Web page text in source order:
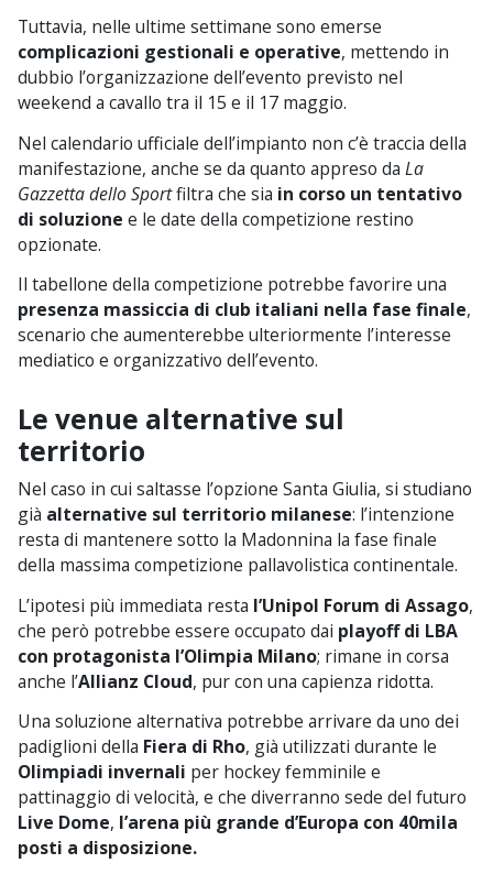
Tuttavia, nelle ultime settimane sono emerse
complicazioni gestionali e operative, mettendo in
dubbio l’organizzazione dell’evento previsto nel
weekend a cavallo tra il 15 e il 17 maggio.
Nel calendario ufficiale dell’impianto non c’è traccia della
manifestazione, anche se da quanto appreso da La
Gazzetta dello Sportfiltra che sia in corso un tentativo
di soluzione e le date della competizione restino
opzionate.
Il tabellone della competizione potrebbe favorire una
presenza massiccia di club italiani nella fase finale,
scenario che aumenterebbe ulteriormente l’interesse
mediatico e organizzativo dell’evento.
Le venue alternative sul
territorio
Nel caso in cui saltasse l’opzione Santa Giulia, si studiano
già alternative sul territorio milanese: l’intenzione
resta di mantenere sotto la Madonnina la fase finale
della massima competizione pallavolistica continentale.
L’ipotesi più immediata resta l’Unipol Forum di Assago,
che però potrebbe essere occupato dai playoff di LBA
con protagonista l’Olimpia Milano; rimane in corsa
anche l’Allianz Cloud, pur con una capienza ridotta.
Una soluzione alternativa potrebbe arrivare da uno dei
padiglioni della Fiera di Rho, già utilizzati durante le
Olimpiadi invernali per hockey femminile e
pattinaggio di velocità, e che diverranno sede del futuro
Live Dome, l’arena più grande d’Europa con 40mila
posti a disposizione.